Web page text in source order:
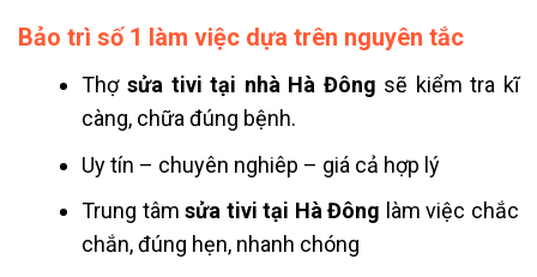
Bảo trì số 1 làm việc dựa trên nguyên tắc
Thợ sửa tivi tại nhà Hà Đông sẽ kiểm tra kĩ
càng, chữa đúng bệnh.
Uy tín – chuyên nghiêp – giá cả hợp lý
Trung tâm sửa tivi tại Hà Đông làm việc chắc
chắn, đúng hẹn, nhanh chóng